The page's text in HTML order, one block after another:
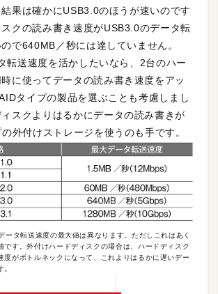
果は確かにUSB3.0のほうが速いのです
クの読み書き速度がUSB3.0のデータ転
で640MB／秒には達していません。
転送速度を活かしたいなら、2台のハー
時に使ってデータの読み書き速度をアッ
タイプの製品を選ぶことも考慮しまし
ィスクよりはるかにデータの読み書きが
外付けストレージを使うのも手です。
ータ転送速度の最大値は異なります。ただしこれはあく
です。外付けハードディスクの場合は、ハードディスク
度がボトルネックになって、これよりはるかに遅いデー
。